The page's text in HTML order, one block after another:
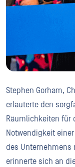
Stephen Gorham,
erläuterte den
Räumlichkeiten für
Notwendigkeit
des Unternehmens
erinnerte sich an